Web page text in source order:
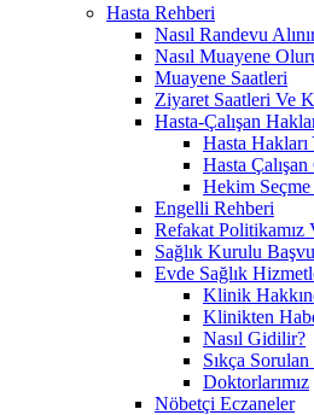
Hasta Rehberi
Nasıl Randevu
Nasıl Muayene
Muayene Saatleri
Ziyaret Saatleri Ve
Hasta-Çalışan
Hasta
Hasta
Hekim Seçme
Engelli Rehberi
Refakat Politikamız
Sağlık Kurulu
Evde Sağlık
Klinik
Klinikten
Nasıl Gidilir?
Sıkça
Doktorlarımız
Nöbetçi Eczaneler